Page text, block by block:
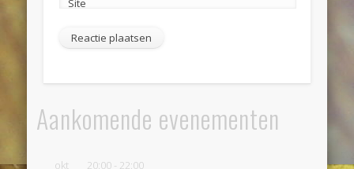
Site
Aankomende evenementen
okt
20:00 - 22:00